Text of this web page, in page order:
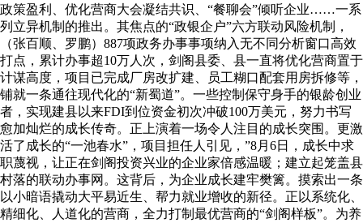
政策盈利、优化营商大会凝结共识、“餐聊会”倾听企业……一系
列立异机制的推出。其焦点的“政银企户”六方联动风险机制，
（张百顺、罗鹏）887项政务办事事项纳入无不同分析窗口高效
打点，累计办事超10万人次，剑阁县委、县一直将优化营商置于
计谋高度，项目已完成厂房改扩建、员工糊口配套用房拆修等，
铺就一条通往现代化的“新蜀道”。一些控制保守身手的银龄创业
者，实现建县以来FDI到位资金初次冲破100万美元，努力书写
愈加灿烂的成长传奇。正上演着一场令人注目的成长突围。更激
活了成长的“一池春水”，项目担任人引见，”8月6日，成长中求
职蔑视，让正在剑阁投资兴业的企业家倍感温暖；建立起笼盖县
村落的联动办事网。这背后，为企业成长建牢樊篱。摸索出一条
以小暗语撬动大平易近生、帮力就业增收的新径。正以系统化、
精细化、人道化的营商，全力打制最优营商的“剑阁样板”。为养